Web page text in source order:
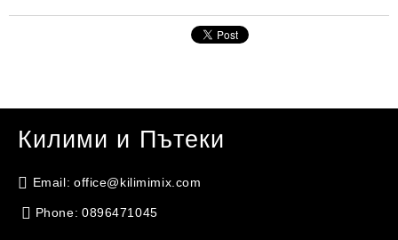
Килими и Пътеки
Email: office@kilimimix.com
Phone: 0896471045